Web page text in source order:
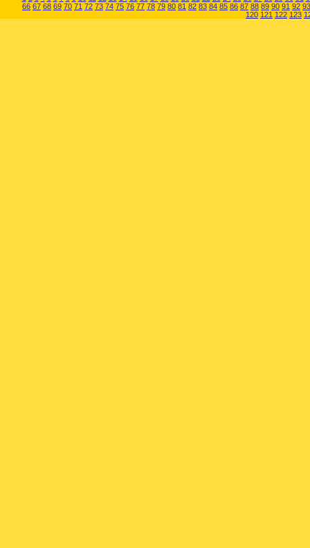
66 67 68 69 70 71 72 73 74 75 76 77 78 79 80 81 82 83 84 85 86 87 88 89 90 91 92 93
120 121 122 123